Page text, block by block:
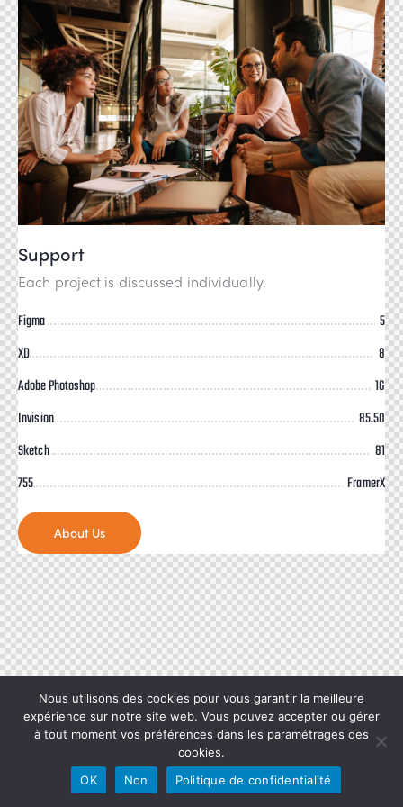
Support
Each project is discussed individually.
Figma 5
XD 8
Adobe Photoshop 16
Invision 85.50
Sketch 81
FramerX
755
About Us
Nous utilisons des cookies pour vous garantir la meilleure
expérience sur notre site web. Vous pouvez accepter ou gérer
à tout moment vos préférences dans les paramétrages des
cookies.
OK
Non Politique de confidentialité